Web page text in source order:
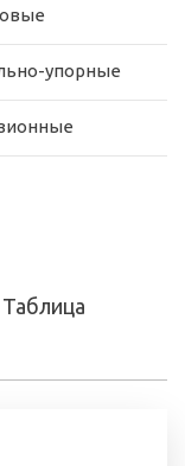
упорные
Таблица